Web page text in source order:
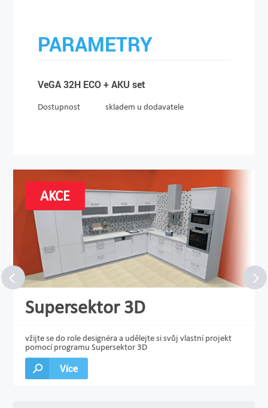
PARAMETRY
VeGA 32H ECO + AKU set
Dostupnost skladem u dodavatele
AKCE
Supersektor 3D
vžijte se do role designéra a udělejte si svůj vlastní projekt
pomocí programu Supersektor 3D
Více